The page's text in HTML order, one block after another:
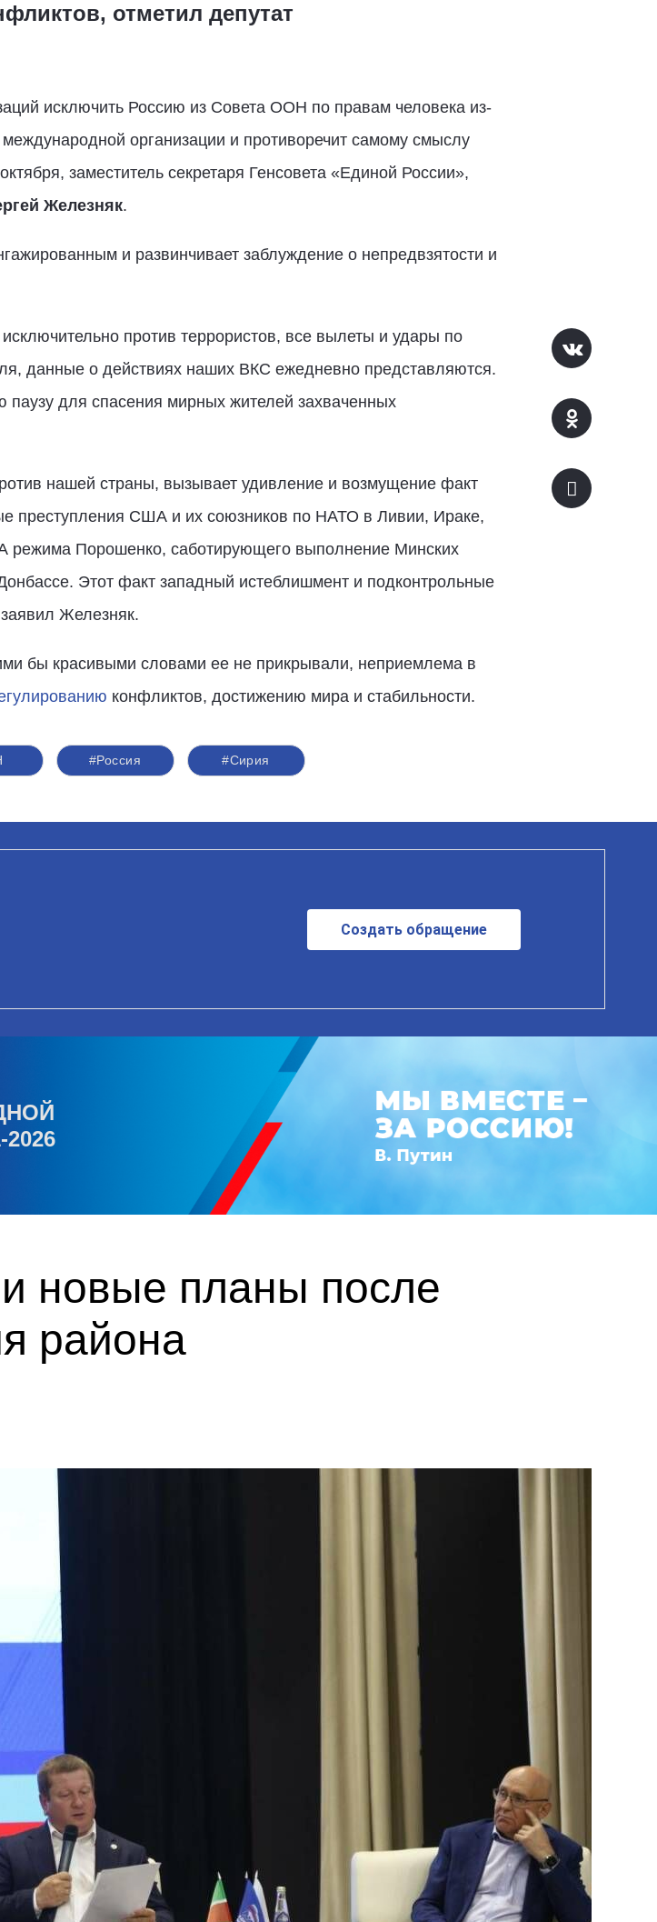
отметил депутат
исключить Россию из Совета ООН по правам человека из-
организации и противоречит самому смыслу
заместитель секретаря Генсовета «Единой России»,
Железняк.
и развинчивает заблуждение о непредвзятости и
против террористов, все вылеты и удары по
данные о действиях наших ВКС ежедневно представляются.
для спасения мирных жителей захваченных
нашей страны, вызывает удивление и возмущение факт
преступления США и их союзников по НАТО в Ливии, Ираке,
Порошенко, саботирующего выполнение Минских
Этот факт западный истеблишмент и подконтрольные
Железняк.
бы красивыми словами ее не прикрывали, неприемлема в
конфликтов, достижению мира и стабильности.
#Россия #Сирия
Создать обращение
новые планы после
района